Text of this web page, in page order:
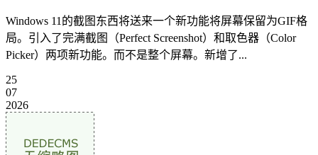
Windows 11的截图东西将送来一个新功能将屏幕保留为GIF格
局。引入了完满截图（Perfect Screenshot）和取色器（Color
Picker）两项新功能。而不是整个屏幕。新增了...
25
07
2026